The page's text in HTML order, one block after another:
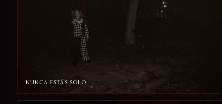
NUNCA ESTÁS SOLO